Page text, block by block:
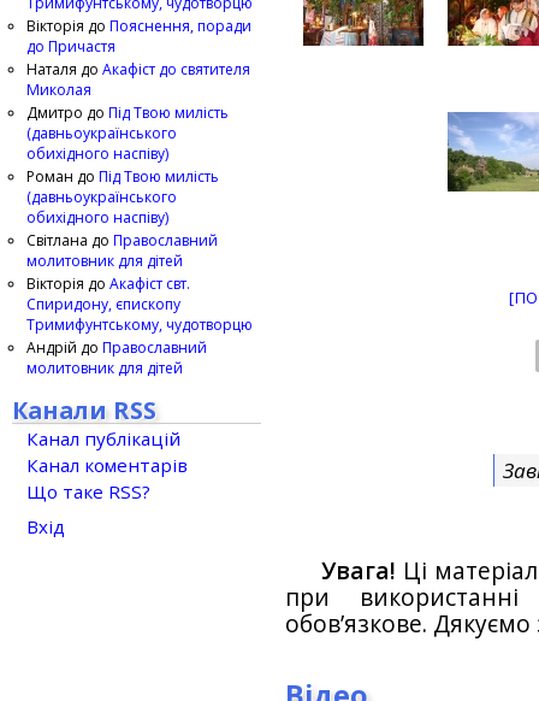
Увага! Ці
при
обов’язкове.
Вікторія до Пояснення, поради
до Причастя
Наталя до Акафіст до святителя
Миколая
Дмитро до Під Твою милість
(давньоукраїнського
обихідного наспіву)
Роман до Під Твою милість
(давньоукраїнського
обихідного наспіву)
Світлана до Православний
молитовник для дітей
Вікторія до Акафіст свт.
Спиридону, єпископу
Тримифунтському, чудотворцю
Андрій до Православний
молитовник для дітей
Канали RSS
Канал публікацій
Канал коментарів
Що таке RSS?
Вхід